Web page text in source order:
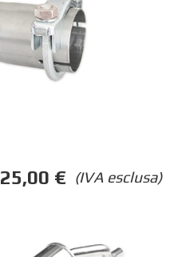
(IVA esclusa)
25,00 €